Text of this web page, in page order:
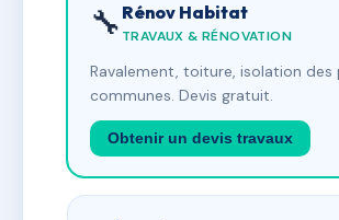
🔧 Rénov Habitat
TRAVAUX & RÉNOVATION
Ravalement, toiture, isolation des
communes. Devis gratuit.
Obtenir un devis travaux